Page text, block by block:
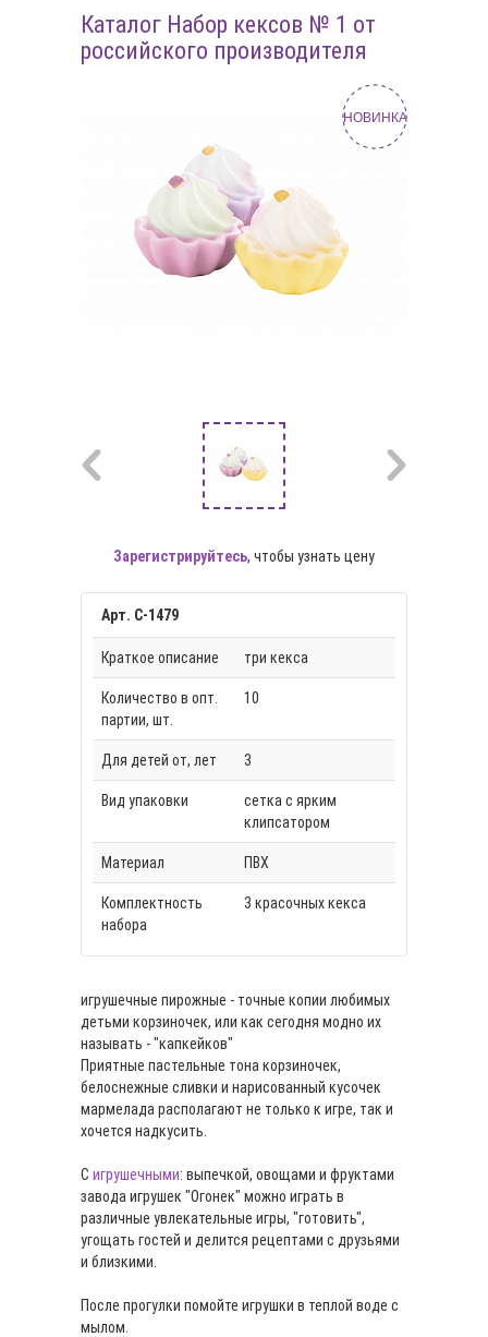
Каталог Набор кексов № 1 от
российского производителя
НОВИНКА
Зарегистрируйтесь, чтобы узнать цену
Арт. С-1479
Краткое описание три кекса
Количество в опт.
партии, шт.
10
Для детей от, лет 3
Вид упаковки
сетка с ярким
клипсатором
Материал ПВХ
Комплектность
набора
3 красочных кекса
игрушечные пирожные - точные копии любимых
детьми корзиночек, или как сегодня модно их
называть - "капкейков"
Приятные пастельные тона корзиночек,
белоснежные сливки и нарисованный кусочек
мармелада располагают не только к игре, так и
хочется надкусить.
С игрушечными: выпечкой, овощами и фруктами
завода игрушек "Огонек" можно играть в
различные увлекательные игры, "готовить",
угощать гостей и делится рецептами с друзьями
и близкими.
После прогулки помойте игрушки в теплой воде с
мылом.